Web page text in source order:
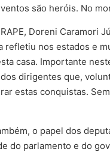
são heróis. No
Doreni Caramori
refletiu nos estados e
casa. Importante
dos dirigentes que,
estas conquistas.
o papel dos
do parlamento e do